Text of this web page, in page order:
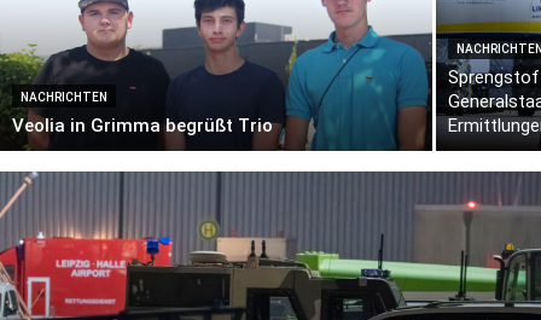
NACHRICHTEN
Veolia in Grimma begrüßt Trio